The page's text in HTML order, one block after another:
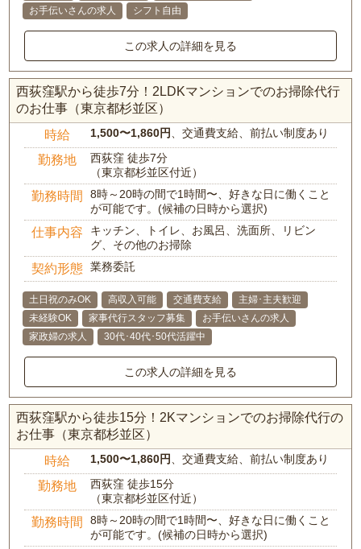
お手伝いさんの求人
シフト自由
この求人の詳細を見る
西荻窪駅から徒歩7分！2LDKマンションでのお掃除代行
のお仕事（東京都杉並区）
時給 1,500〜1,860円、交通費支給、前払い制度あり
勤務地
西荻窪 徒歩7分
（東京都杉並区付近）
勤務時間
8時～20時の間で1時間〜、好きな日に働くこと
が可能です。(候補の日時から選択)
仕事内容
キッチン、トイレ、お風呂、洗面所、リビン
グ、その他のお掃除
契約形態 業務委託
土日祝のみOK 高収入可能 交通費支給
主婦･主夫歓迎
未経験OK
家事代行スタッフ募集
お手伝いさんの求人
家政婦の求人
30代･40代･50代活躍中
この求人の詳細を見る
西荻窪駅から徒歩15分！2Kマンションでのお掃除代行の
お仕事（東京都杉並区）
時給 1,500〜1,860円、交通費支給、前払い制度あり
勤務地
西荻窪 徒歩15分
（東京都杉並区付近）
勤務時間
8時～20時の間で1時間〜、好きな日に働くこと
が可能です。(候補の日時から選択)